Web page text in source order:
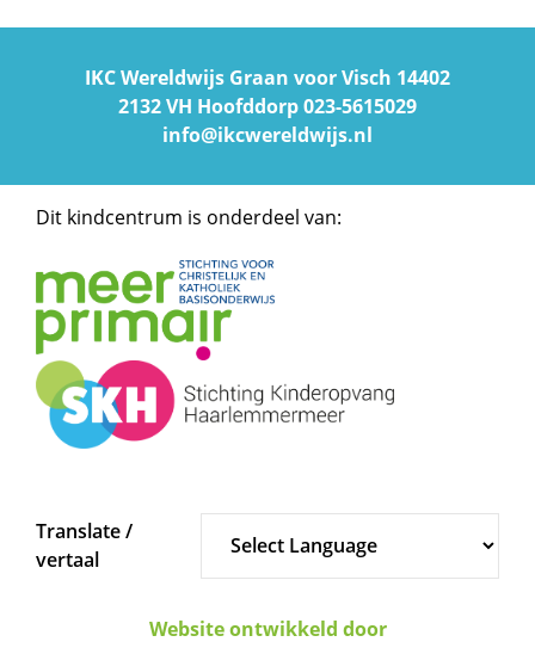
IKC Wereldwijs Graan voor Visch 14402
2132 VH Hoofddorp023-5615029
info@ikcwereldwijs.nl
Dit kindcentrum is onderdeel van:
Translate /
vertaal
Website ontwikkeld door